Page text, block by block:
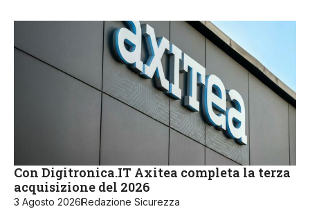
Con Digitronica.IT Axitea completa la terza
acquisizione del 2026
3 Agosto 2026Redazione Sicurezza